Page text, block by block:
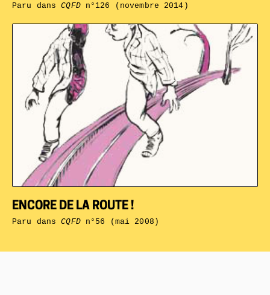
ENCORE DE LA ROUTE !
Paru dansCQFDn°56 (mai 2008)
Paru dansCQFDn°126 (novembre 2014)